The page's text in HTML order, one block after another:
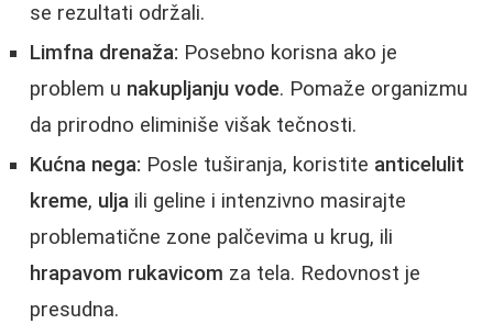
se rezultati održali.
Limfna drenaža: Posebno korisna ako je
problem u nakupljanju vode. Pomaže organizmu
da prirodno eliminiše višak tečnosti.
Kućna nega: Posle tuširanja, koristite anticelulit
kreme, ulja ili geline i intenzivno masirajte
problematične zone palčevima u krug, ili
hrapavom rukavicom za tela. Redovnost je
presudna.